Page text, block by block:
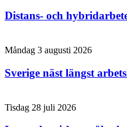
Distans- och
Måndag 3 augusti 2026
Sverige näst längst
Tisdag 28 juli 2026